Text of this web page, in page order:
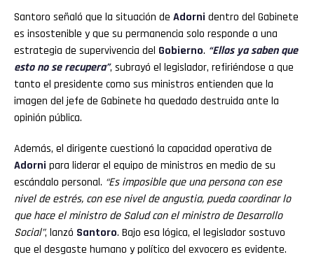
Santoro señaló que la situación de Adorni dentro del Gabinete
es insostenible y que su permanencia solo responde a una
estrategia de supervivencia del Gobierno. “Ellos ya saben que
esto no se recupera”, subrayó el legislador, refiriéndose a que
tanto el presidente como sus ministros entienden que la
imagen del jefe de Gabinete ha quedado destruida ante la
opinión pública.
Además, el dirigente cuestionó la capacidad operativa de
Adorni para liderar el equipo de ministros en medio de su
escándalo personal. “Es imposible que una persona con ese
nivel de estrés, con ese nivel de angustia, pueda coordinar lo
que hace el ministro de Salud con el ministro de Desarrollo
Social”, lanzó Santoro. Bajo esa lógica, el legislador sostuvo
que el desgaste humano y político del exvocero es evidente.